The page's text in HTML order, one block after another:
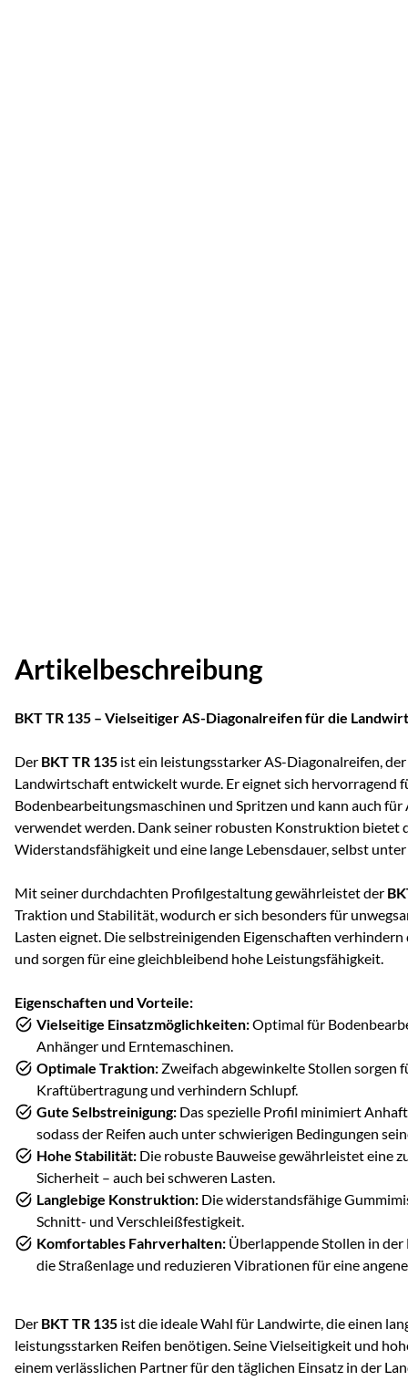
Artikelbeschreibung
BKT TR 135 – Vielseitiger AS-Diagonalreifen für die
Der BKT TR 135 ist ein leistungsstarker AS-Diagonalreifen,
Landwirtschaft entwickelt wurde. Er eignet sich hervorragend
Bodenbearbeitungsmaschinen und Spritzen und kann auch
verwendet werden. Dank seiner robusten Konstruktion bietet
Widerstandsfähigkeit und eine lange Lebensdauer, selbst
Mit seiner durchdachten Profilgestaltung gewährleistet der
Traktion und Stabilität, wodurch er sich besonders für
Lasten eignet. Die selbstreinigenden Eigenschaften verhindern
und sorgen für eine gleichbleibend hohe Leistungsfähigkeit.
Eigenschaften und Vorteile:
Vielseitige Einsatzmöglichkeiten:Optimal für
Anhänger und Erntemaschinen.
Optimale Traktion: Zweifach abgewinkelte Stollen sorgen
Kraftübertragung und verhindern Schlupf.
Gute Selbstreinigung: Das spezielle Profil minimiert
sodass der Reifen auch unter schwierigen Bedingungen
Hohe Stabilität: Die robuste Bauweise gewährleistet eine
Sicherheit – auch bei schweren Lasten.
Langlebige Konstruktion: Die widerstandsfähige
Schnitt- und Verschleißfestigkeit.
Komfortables Fahrverhalten: Überlappende Stollen in
die Straßenlage und reduzieren Vibrationen für eine
Der BKT TR 135 ist die ideale Wahl für Landwirte, die einen
leistungsstarken Reifen benötigen. Seine Vielseitigkeit und
einem verlässlichen Partner für den täglichen Einsatz in der